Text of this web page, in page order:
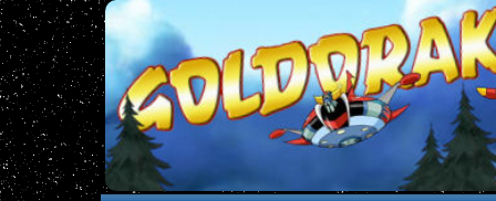
WWW.GOLDORAKGO.COM
le site de la Lune Rouge